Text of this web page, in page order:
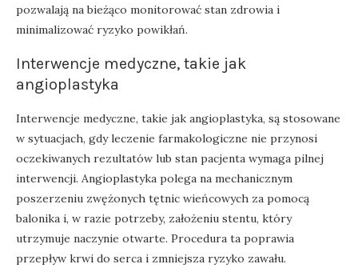
pozwalają na bieżąco monitorować stan zdrowia i
minimalizować ryzyko powikłań.
Interwencje medyczne, takie jak
angioplastyka
Interwencje medyczne, takie jak angioplastyka, są stosowane
w sytuacjach, gdy leczenie farmakologiczne nie przynosi
oczekiwanych rezultatów lub stan pacjenta wymaga pilnej
interwencji. Angioplastyka polega na mechanicznym
poszerzeniu zwężonych tętnic wieńcowych za pomocą
balonika i, w razie potrzeby, założeniu stentu, który
utrzymuje naczynie otwarte. Procedura ta poprawia
przepływ krwi do serca i zmniejsza ryzyko zawału.